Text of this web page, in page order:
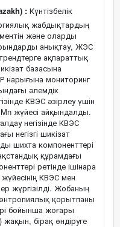
: Күнтізбелік
жабдықтардың
және оларды
анықтау, ЖЭС
ақпараттық
базасына
нарығына мониторинг
әлемдік
КВЭС әзірлеу үшін
жүйесі айқындалды.
негізінде КВЭС
негізгі шикізат
шихта компоненттері
құрамдағы
ретінде ішінара
КВЭС мен
жүргізілді. Жобаның
қорытпаны
бойынша жоғары
бірақ өндіруге